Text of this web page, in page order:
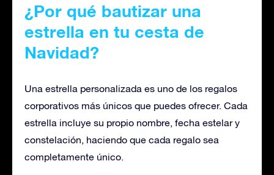
¿Por qué bautizar una
estrella en tu cesta de
Navidad?
Una estrella personalizada es uno de los regalos
corporativos más únicos que puedes ofrecer. Cada
estrella incluye su propio nombre, fecha estelar y
constelación, haciendo que cada regalo sea
completamente único.